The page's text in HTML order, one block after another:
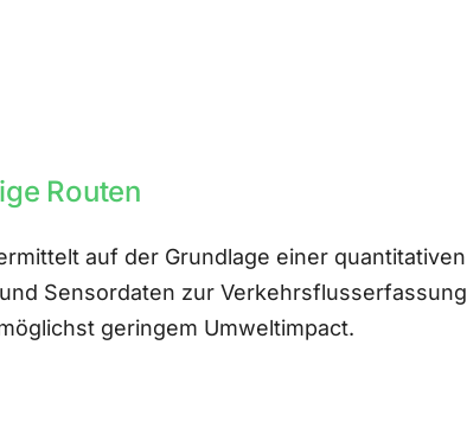
Routen
auf der Grundlage einer quantitativen
Sensordaten zur Verkehrsflusserfassung
geringem Umweltimpact.